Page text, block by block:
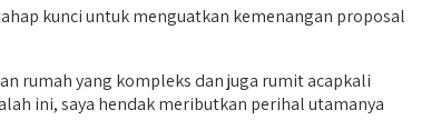
kunci untuk menguatkan kemenangan proposal
rumah yang kompleks dan juga rumit acapkali
ini, saya hendak meributkan perihal utamanya